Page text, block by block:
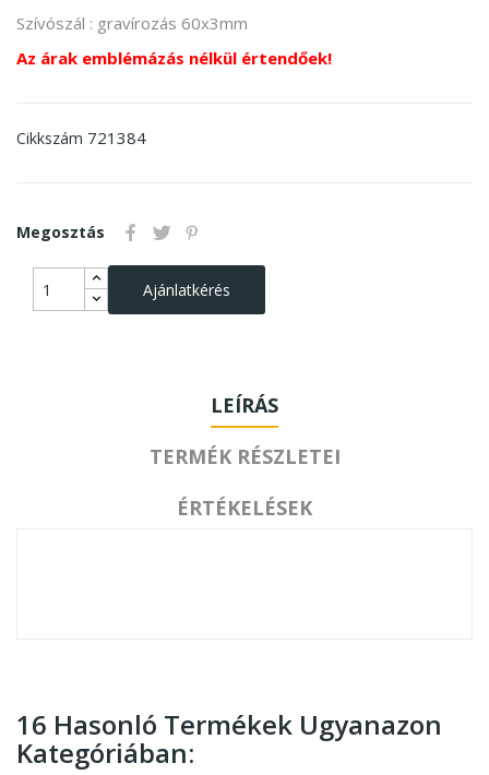
Szívószál : gravírozás 60x3mm
Az árak emblémázás nélkül értendőek!
Cikkszám 721384
Megosztás
Ajánlatkérés
LEÍRÁS
TERMÉK RÉSZLETEI
ÉRTÉKELÉSEK
16 Hasonló Termékek Ugyanazon
Kategóriában: